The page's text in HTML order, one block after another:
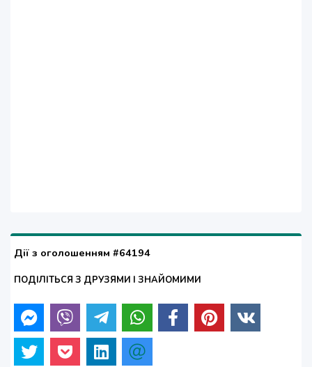
Дії з оголошенням #64194
ПОДІЛІТЬСЯ З ДРУЗЯМИ І ЗНАЙОМИМИ